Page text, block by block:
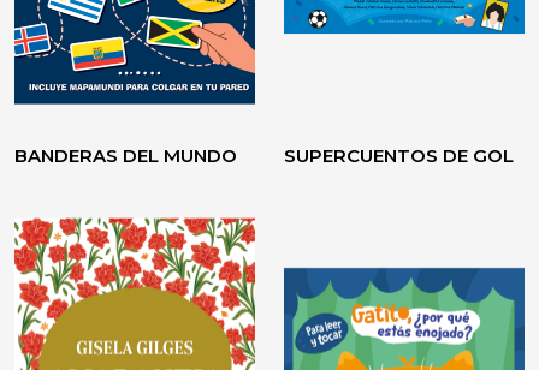
DIDÁCTICAS
BANDERAS DEL MUNDO SUPERCUENTOS DE GOL